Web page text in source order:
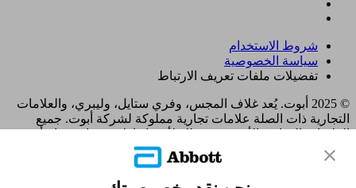
شروط الاستخدام
سياسة الخصوصية
تفضيلات ملفات تعريف الارتباط
© 2025 أبوت. يُعد غلاف المجس، وفري ستايل، وليبري، والعلامات
التجارية ذات الصلة علامات تجارية مملوكة لشركة أبوت. جميع
العلامات التجارية الأخرى هي ملك لأصحابها. لا يجوز استخدام أي
علامة تجارية، أو اسم تجاري، أو تصميم تجاري مملوك لشركة أبوت
على هذا الموقع دون الحصول على تصريح كتابي مسبق من شركة
أبوت لابوراتوريز، باستثناء تحديد المنتج أو الخدمات التابعة للشركة.